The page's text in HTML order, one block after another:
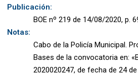
Publicación:
BOE nº 219 de 14/08/2020, p.
Notas:
Cabo de la Policía Municipal.
Bases de la convocatoria en:
2020020247, de fecha de 24